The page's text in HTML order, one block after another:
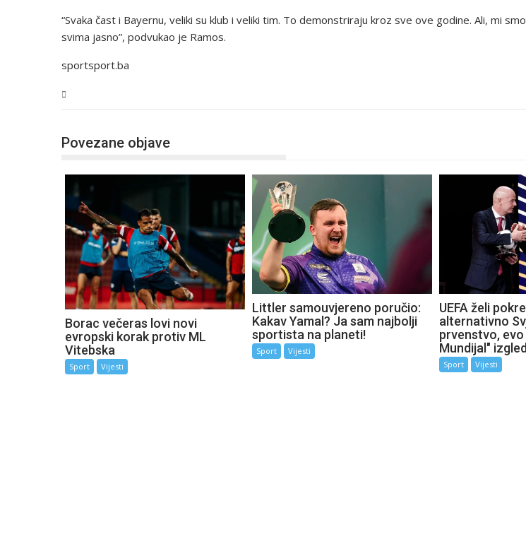
“Svaka čast i Bayernu, veliki su klub i veliki tim. To demonstriraju kroz sve ove godine. Ali, mi
svima jasno”, podvukao je Ramos.
sportsport.ba
Povezane objave
Borac večeras lovi novi
evropski korak protiv ML
Vitebska
Sport Vijesti
Littler samouvjereno poručio:
Kakav Yamal? Ja sam najbolji
sportista na planeti!
Sport Vijesti
UEFA želi
alternativno
prvenstvo,
Mundijal"
Sport Vijesti